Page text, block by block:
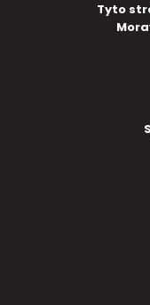
Tyto